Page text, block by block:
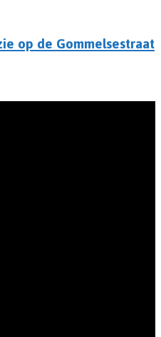
op de Gommelsestraat